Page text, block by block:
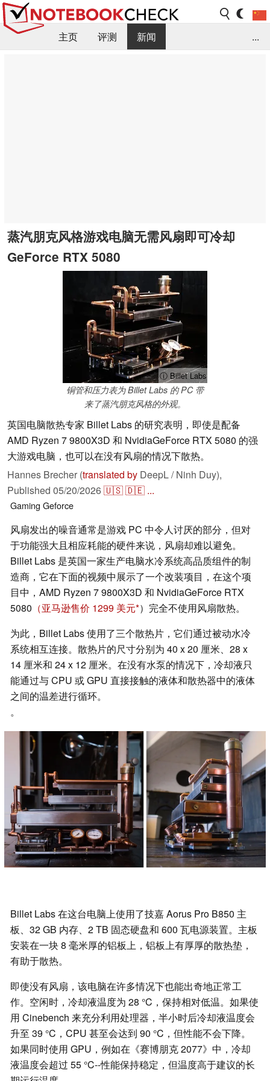
主页 评测
新闻
...
蒸汽朋克风格游戏电脑无需风扇即可冷却
GeForce RTX 5080
ⓘ Billet Labs
铜管和压力表为 Billet Labs 的 PC 带
来了蒸汽朋克风格的外观。
英国电脑散热专家 Billet Labs 的研究表明，即使是配备
AMD Ryzen 7 9800X3D 和 NvidiaGeForce RTX 5080 的强
大游戏电脑，也可以在没有风扇的情况下散热。
Hannes Brecher (translated by DeepL / Ninh Duy),
Published 05/20/2026🇺🇸🇩🇪 ...
Gaming Geforce
风扇发出的噪音通常是游戏 PC 中令人讨厌的部分，但对
于功能强大且相应耗能的硬件来说，风扇却难以避免。
Billet Labs 是英国一家生产电脑水冷系统高品质组件的制
造商，它在下面的视频中展示了一个改装项目，在这个项
目中，AMD Ryzen 7 9800X3D 和 NvidiaGeForce RTX
5080 （亚马逊售价 1299 美元 ）完全不使用风扇散热。
为此，Billet Labs 使用了三个散热片，它们通过被动水冷
系统相互连接。散热片的尺寸分别为 40 x 20 厘米、28 x
14 厘米和 24 x 12 厘米。在没有水泵的情况下，冷却液只
能通过与 CPU 或 GPU 直接接触的液体和散热器中的液体
之间的温差进行循环。
。
Billet Labs 在这台电脑上使用了技嘉 Aorus Pro B850 主
板、32 GB 内存、2 TB 固态硬盘和 600 瓦电源装置。主板
安装在一块 8 毫米厚的铝板上，铝板上有厚厚的散热垫，
有助于散热。
即使没有风扇，该电脑在许多情况下也能出奇地正常工
作。空闲时，冷却液温度为 28 °C，保持相对低温。如果使
用 Cinebench 来充分利用处理器，半小时后冷却液温度会
升至 39 °C，CPU 甚至会达到 90 °C，但性能不会下降。
如果同时使用 GPU，例如在《赛博朋克 2077》中，冷却
液温度会超过 55 °C--性能保持稳定，但温度高于建议的长